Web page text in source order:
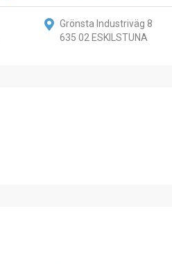
Grönsta Industriväg 8
635 02 ESKILSTUNA